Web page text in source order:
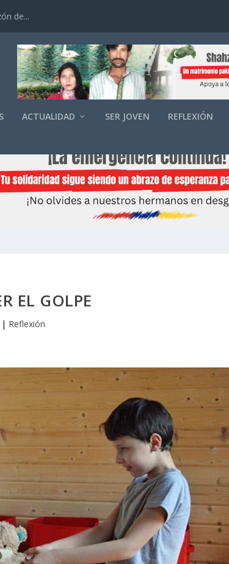
de...
ACTUALIDAD SER JOVEN REFLEXIÓN
EL GOLPE
| Reflexión